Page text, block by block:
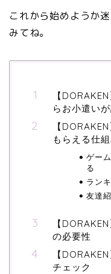
これから始めようか
みてね。
【
らお小遣い
【
もらえる仕
ゲー
る
ラン
友達
【
の必要性
【
チェック